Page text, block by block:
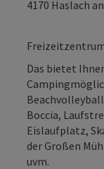
4170 Haslach
Das bietet
Boccia,
Eislaufplatz,
der Großen
uvm.